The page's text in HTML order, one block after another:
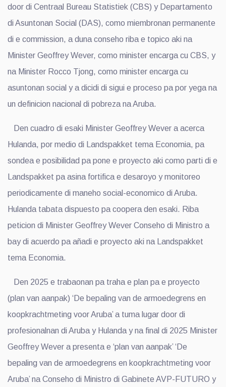
door di Centraal Bureau Statistiek (CBS) y Departamento
di Asuntonan Social (DAS), como miembronan permanente
di e commission, a duna conseho riba e topico aki na
Minister Geoffrey Wever, como minister encarga cu CBS, y
na Minister Rocco Tjong, como minister encarga cu
asuntonan social y a dicidi di sigui e proceso pa por yega na
un definicion nacional di pobreza na Aruba.
Den cuadro di esaki Minister Geoffrey Wever a acerca
Hulanda, por medio di Landspakket tema Economia, pa
sondea e posibilidad pa pone e proyecto aki como parti di e
Landspakket pa asina fortifica e desaroyo y monitoreo
periodicamente di maneho social-economico di Aruba.
Hulanda tabata dispuesto pa coopera den esaki. Riba
peticion di Minister Geoffrey Wever Conseho di Ministro a
bay di acuerdo pa añadi e proyecto aki na Landspakket
tema Economia.
Den 2025 e trabaonan pa traha e plan pa e proyecto
(plan van aanpak) ‘De bepaling van de armoedegrens en
koopkrachtmeting voor Aruba’ a tuma lugar door di
profesionalnan di Aruba y Hulanda y na final di 2025 Minister
Geoffrey Wever a presenta e ‘plan van aanpak’ ‘De
bepaling van de armoedegrens en koopkrachtmeting voor
Aruba’ na Conseho di Ministro di Gabinete AVP-FUTURO y